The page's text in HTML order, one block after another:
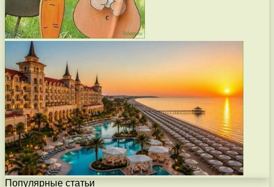
Популярные статьи